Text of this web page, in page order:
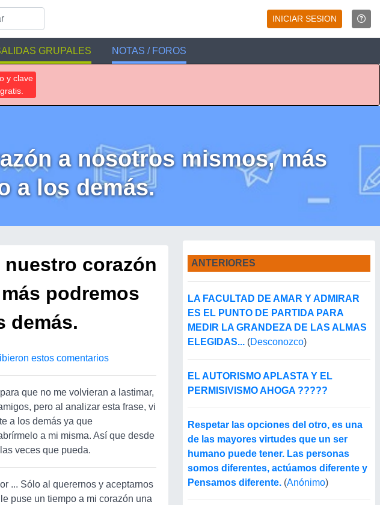
INICIAR SESION
GRUPALES NOTAS / FOROS
y clave
a nosotros mismos, más
a los demás.
corazón
podremos
demás.
estos comentarios
que no me volvieran a lastimar,
pero al analizar esta frase, vi
a los demás ya que
a mi misma. Así que desde
veces que pueda.
... Sólo al querernos y aceptarnos
puse un tiempo a mi corazón una
ANTERIORES
LA FACULTAD DE AMAR Y ADMIRAR
ES EL PUNTO DE PARTIDA PARA
MEDIR LA GRANDEZA DE LAS ALMAS
ELEGIDAS... (Desconozco)
EL AUTORISMO APLASTA Y EL
PERMISIVISMO AHOGA ?????
Respetar las opciones del otro, es una
de las mayores virtudes que un ser
humano puede tener. Las personas
somos diferentes, actúamos diferente y
Pensamos diferente. (Anónimo)